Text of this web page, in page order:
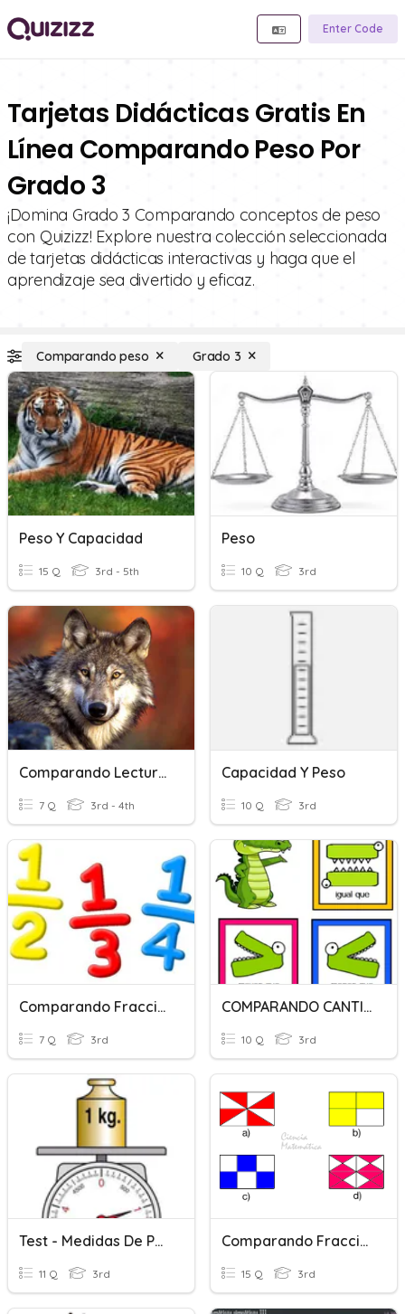
Enter Code
Tarjetas Didácticas Gratis En
Línea Comparando Peso Por
Grado 3
¡Domina Grado 3 Comparando conceptos de peso
con Quizizz! Explore nuestra colección seleccionada
de tarjetas didácticas interactivas y haga que el
aprendizaje sea divertido y eficaz.
Comparando peso Grado 3
Peso Y Capacidad
15 Q 3rd - 5th
Peso
10 Q 3rd
Comparando Lecturas
7 Q 3rd - 4th
Capacidad Y Peso
10 Q 3rd
Comparando Fracciones Unitarias
7 Q 3rd
COMPARANDO CANTIDADES
10 Q 3rd
Test - Medidas De Peso
11 Q 3rd
Comparando Fracciones 3°
15 Q 3rd